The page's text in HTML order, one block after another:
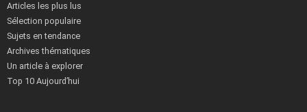
Articles les plus lus
Sélection populaire
Sujets en tendance
Archives thématiques
Un article à explorer
Top 10 Aujourd’hui